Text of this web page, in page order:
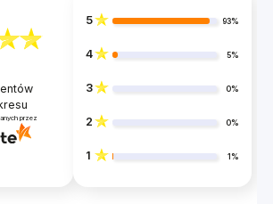
przez
5 93%
4 5%
3 0%
2 0%
1 1%